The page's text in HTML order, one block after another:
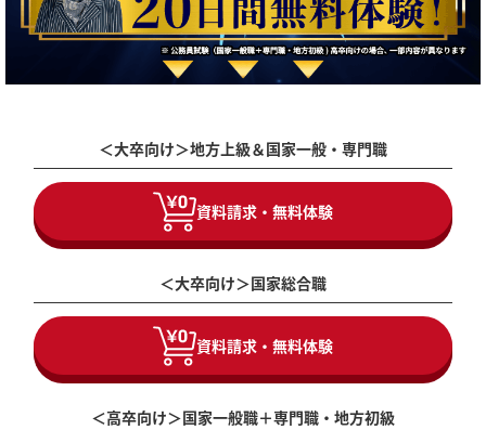
＜大卒向け＞地方上級＆国家一般・専門職
資料請求・無料体験
＜大卒向け＞国家総合職
資料請求・無料体験
＜高卒向け＞国家一般職＋専門職・地方初級